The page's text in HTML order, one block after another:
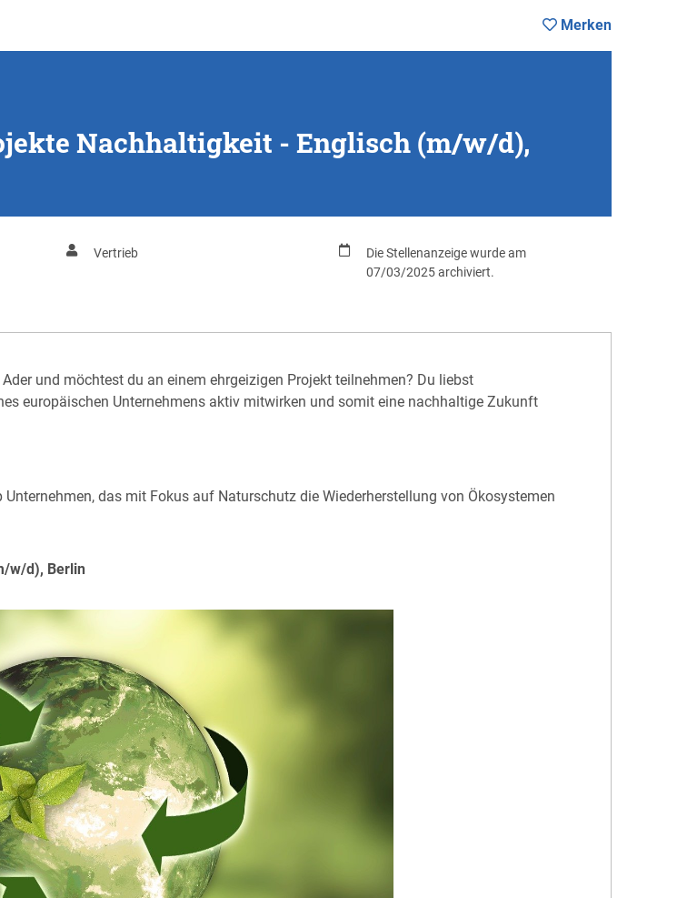
Merken
Nachhaltigkeit - Englisch (m/w/d),
Vertrieb
Die Stellenanzeige wurde am
07/03/2025 archiviert.
und möchtest du an einem ehrgeizigen Projekt teilnehmen? Du liebst
europäischen Unternehmens aktiv mitwirken und somit eine nachhaltige Zukunft
das mit Fokus auf Naturschutz die Wiederherstellung von Ökosystemen
w/d), Berlin